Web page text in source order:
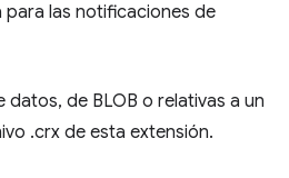
para las notificaciones de
datos, de BLOB o relativas a un
.crx de esta extensión.